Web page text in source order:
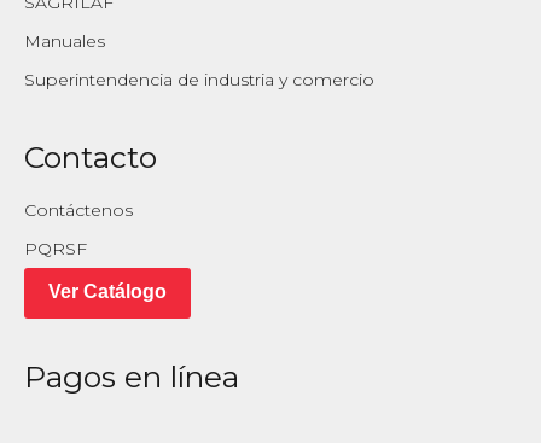
Manuales
Superintendencia de industria y comercio
Contacto
Contáctenos
PQRSF
Ver Catálogo
Pagos en línea